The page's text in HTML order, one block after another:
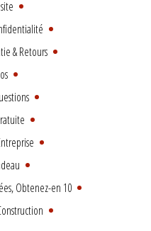
& Retours
Obtenez-en 10